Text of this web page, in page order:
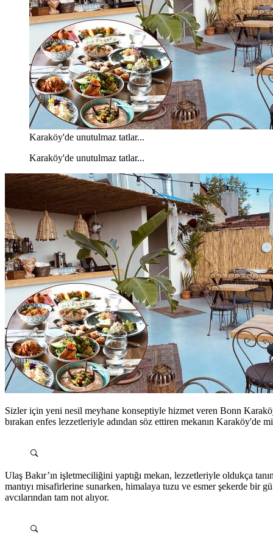
Karaköy'de unutulmaz tatlar...
Karaköy'de unutulmaz tatlar...
Sizler için yeni nesil meyhane konseptiyle hizmet veren Bonn
bırakan enfes lezzetleriyle adından söz ettiren mekanın Karaköy'de
Ulaş Bakır’ın işletmeciliğini yaptığı mekan, lezzetleriyle oldukça
mantıyı misafirlerine sunarken, himalaya tuzu ve esmer şekerde bir
avcılarından tam not alıyor.